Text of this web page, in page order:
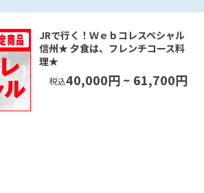
JRで行く！Ｗｅｂコレスペシャル
信州★ 夕食は、フレンチコース料
理★
税込40,000円 ~ 61,700円